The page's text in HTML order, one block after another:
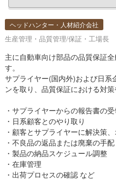
ヘッドハンター・人材紹介会社
生産管理・品質管理/保証・工場長
主に自動車向け部品の品質保証
す。
サプライヤー(国内外)および日系
ンを取り、品質保証における対策
・サプライヤーからの報告書の
・日系顧客とのやり取り
・顧客とサプライヤーに解決策
・不良品の返品または廃棄の手配
・製品の納品スケジュール調整
・在庫管理
・出荷プロセスの確認 など